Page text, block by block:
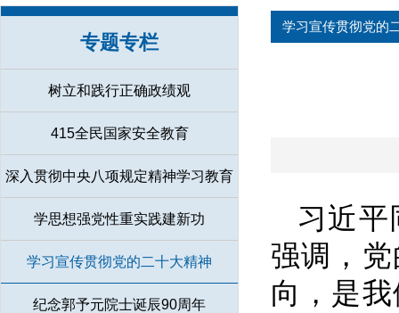
专题专栏
树立和践行正确政绩观
415全民国家安全教育
深入贯彻中央八项规定精神学习教育
学思想强党性重实践建新功
学习宣传贯彻党的二十大精神
纪念郭予元院士诞辰90周年
学习宣传贯彻党的
习近平
强调，
向，是